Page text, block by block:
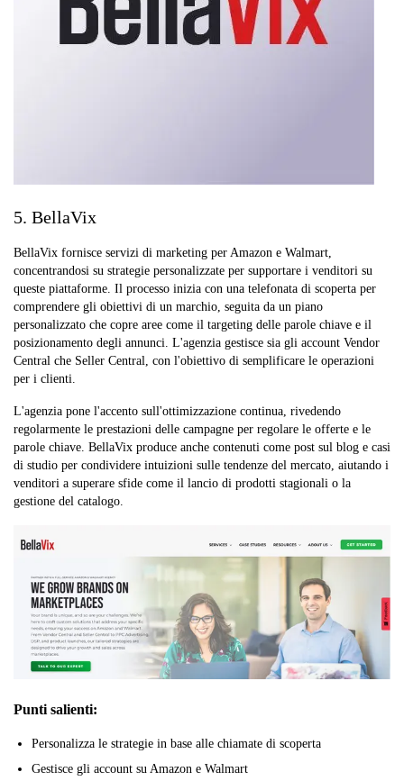
5. BellaVix
BellaVix fornisce servizi di marketing per Amazon e Walmart,
concentrandosi su strategie personalizzate per supportare i venditori su
queste piattaforme. Il processo inizia con una telefonata di scoperta per
comprendere gli obiettivi di un marchio, seguita da un piano
personalizzato che copre aree come il targeting delle parole chiave e il
posizionamento degli annunci. L'agenzia gestisce sia gli account Vendor
Central che Seller Central, con l'obiettivo di semplificare le operazioni
per i clienti.
L'agenzia pone l'accento sull'ottimizzazione continua, rivedendo
regolarmente le prestazioni delle campagne per regolare le offerte e le
parole chiave. BellaVix produce anche contenuti come post sul blog e casi
di studio per condividere intuizioni sulle tendenze del mercato, aiutando i
venditori a superare sfide come il lancio di prodotti stagionali o la
gestione del catalogo.
Punti salienti:
Personalizza le strategie in base alle chiamate di scoperta
Gestisce gli account su Amazon e Walmart